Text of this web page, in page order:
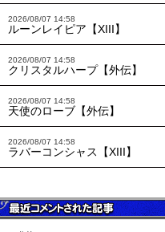
2026/08/07 14:58
ルーンレイピア【XIII】
2026/08/07 14:58
クリスタルハープ【外伝】
2026/08/07 14:58
天使のローブ【外伝】
2026/08/07 14:58
ラバーコンシャス【XIII】